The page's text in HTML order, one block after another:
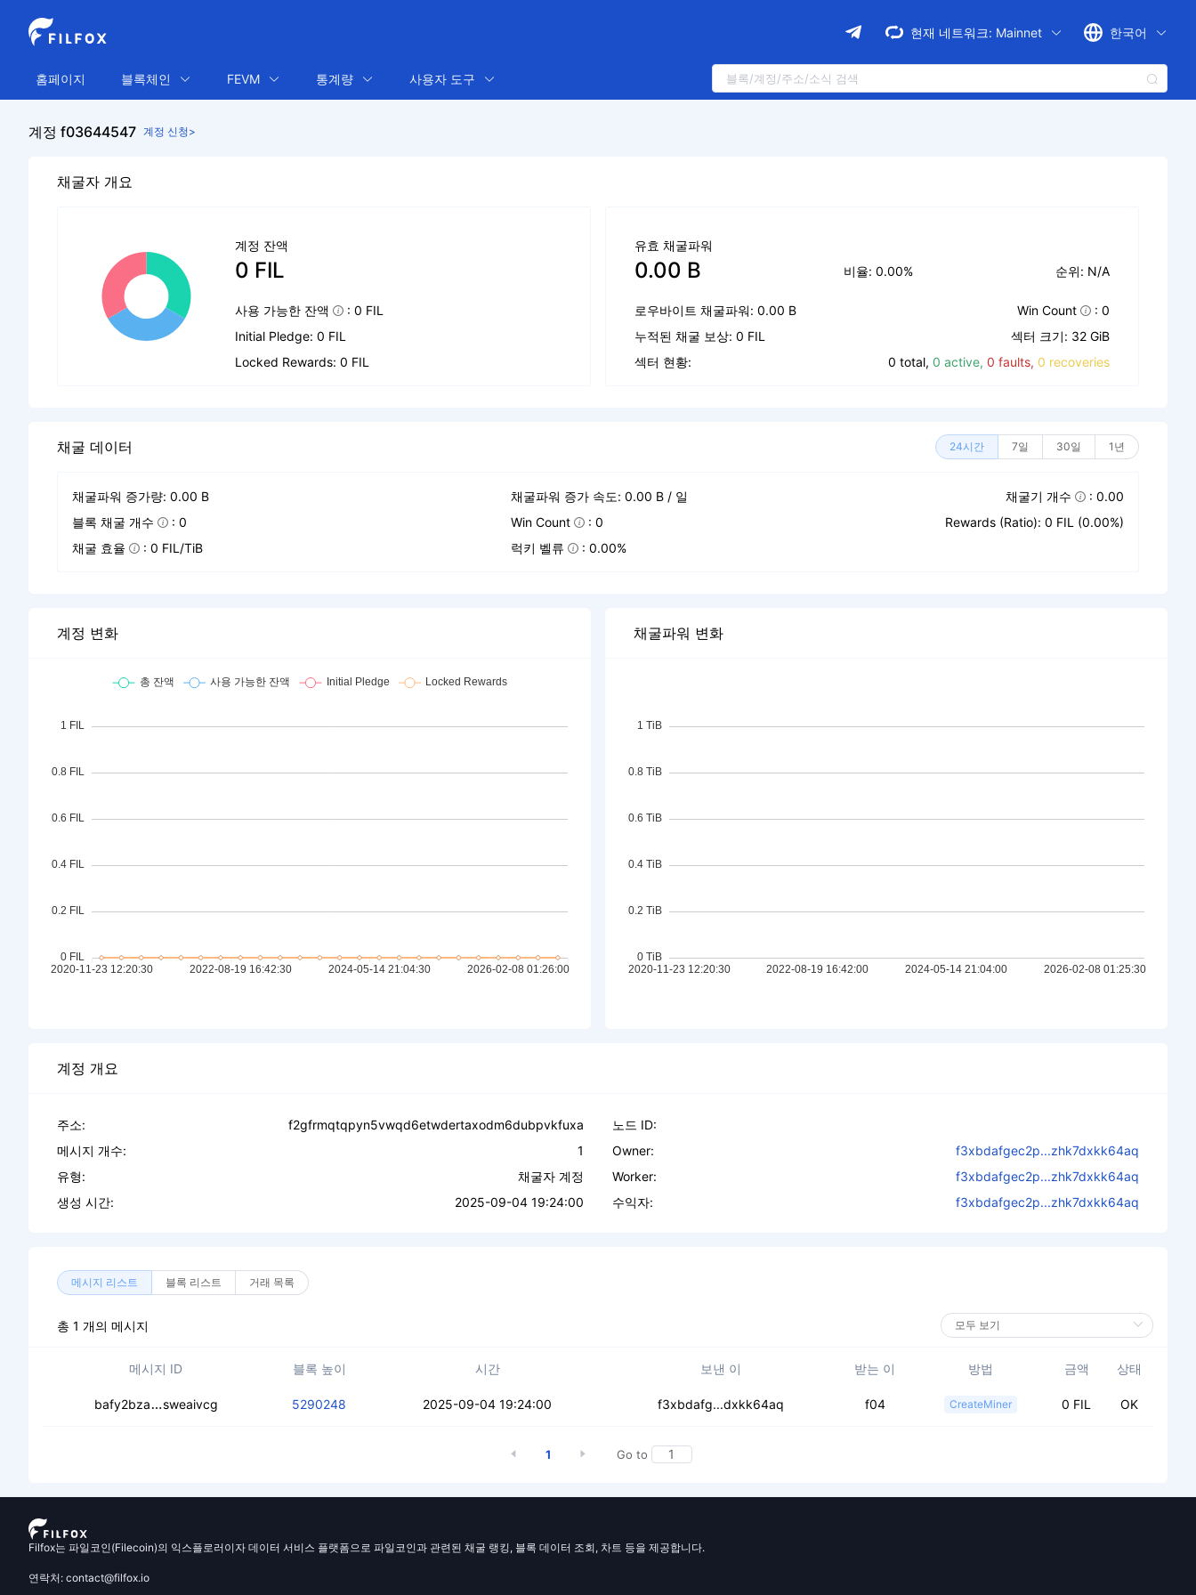
현재 네트워크: Mainnet 한국어
홈페이지 블록체인 FEVM 통계량 사용자 도구
계정 f03644547 계정 신청>
채굴자 개요
계정 잔액
0 FIL
사용 가능한 잔액
: 0 FIL
Initial Pledge: 0 FIL
Locked Rewards: 0 FIL
유효 채굴파워
0.00 B 비율: 0.00% 순위: N/A
로우바이트 채굴파워: 0.00 B Win Count
: 0
누적된 채굴 보상: 0 FIL
섹터 크기: 32 GiB
섹터 현황:
0 total, 0 active, 0 faults, 0 recoveries
채굴 데이터 24시간 7일 30일 1년
채굴파워 증가량: 0.00 B 채굴파워 증가 속도: 0.00 B / 일 채굴기 개수
: 0.00
블록 채굴 개수
: 0 Win Count : 0
Rewards (Ratio): 0 FIL (0.00%)
채굴 효율
: 0 FIL/TiB 럭키 벨류 : 0.00%
계정 변화 채굴파워 변화
계정 개요
주소:
f2gfrmqtqpyn5vwqd6etwdertaxodm6dubpvkfuxa
메시지 개수:
1
유형:
채굴자 계정
생성 시간:
2025-09-04 19:24:00
노드 ID:
Owner:
f3xbdafgec2p...zhk7dxkk64aq
Worker:
f3xbdafgec2p...zhk7dxkk64aq
수익자:
f3xbdafgec2p...zhk7dxkk64aq
메시지 리스트 블록 리스트 거래 목록
총 1 개의 메시지
메시지 ID 블록 높이 시간 보낸 이 받는 이 방법 금액 상태
bafy2bza cedq5plty7ctymbqrfloenafgyj5affvwu62n4sh7m3rs2
sweaivcg 5290248 2025-09-04 19:24:00 f3xbdafg...dxkk64aq f04 CreateMiner 0 FIL OK
1 Go to
Filfox는 파일코인(Filecoin)의 익스플로러이자 데이터 서비스 플랫폼으로 파일코인과 관련된 채굴 랭킹, 블록 데이터 조회, 차트 등을 제공합니다.
연락처: contact@filfox.io